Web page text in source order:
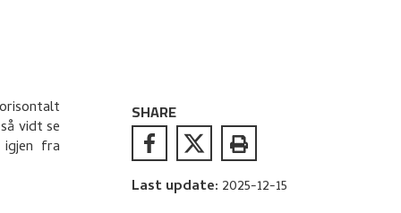
vidt se
fra
SHARE
Last update: 2025-12-15